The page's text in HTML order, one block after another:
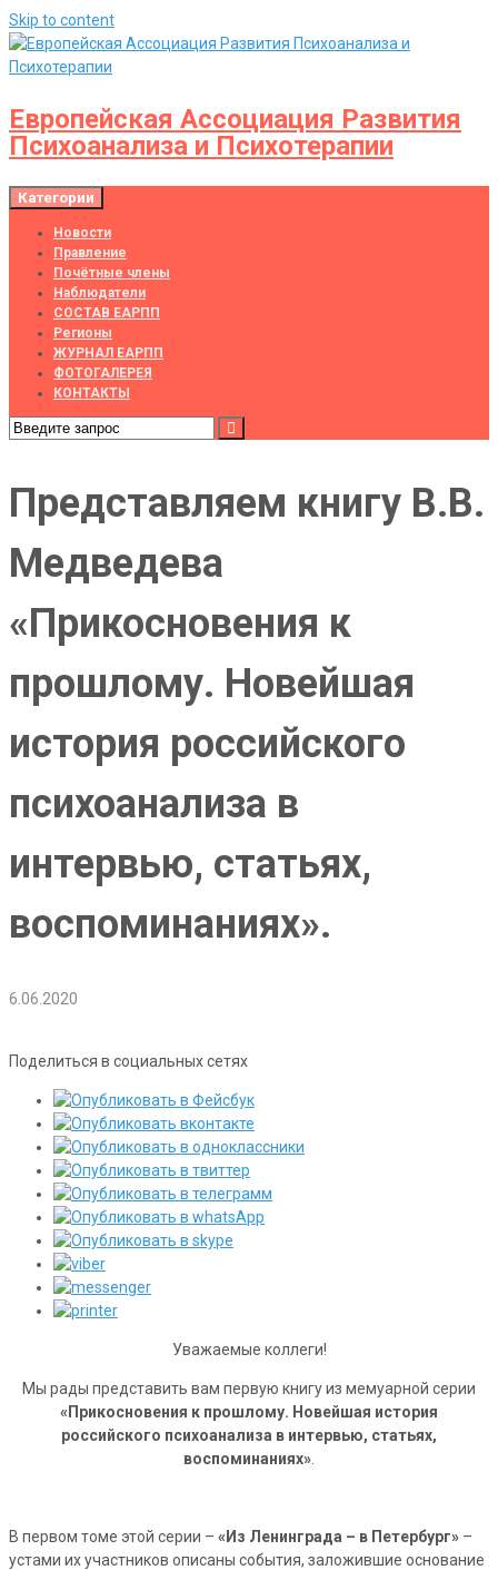
Skip to content
Европейская Ассоциация Развития
Психоанализа и Психотерапии
Категории
Новости
Правление
Почётные члены
Наблюдатели
СОСТАВ ЕАРПП
Регионы
ЖУРНАЛ ЕАРПП
ФОТОГАЛЕРЕЯ
КОНТАКТЫ
Представляем книгу В.В.
Медведева
«Прикосновения к
прошлому. Новейшая
история российского
психоанализа в
интервью, статьях,
воспоминаниях».
6.06.2020
Поделиться в социальных сетях
Уважаемые коллеги!
Мы рады представить вам первую книгу из мемуарной серии
«Прикосновения к прошлому. Новейшая история
российского психоанализа в интервью, статьях,
воспоминаниях»
В первом томе этой серии – «Из Ленинграда – в Петербург» –
устами их участников описаны события, заложившие основание